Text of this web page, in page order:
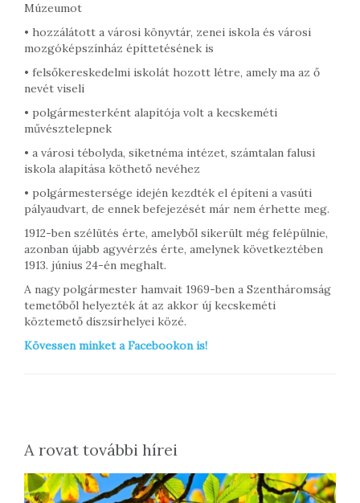
Múzeumot
• hozzálátott a városi könyvtár, zenei iskola és városi
mozgóképszínház építtetésének is
• felsőkereskedelmi iskolát hozott létre, amely ma az ő
nevét viseli
• polgármesterként alapítója volt a kecskeméti
művésztelepnek
• a városi tébolyda, siketnéma intézet, számtalan falusi
iskola alapítása köthető nevéhez
• polgármestersége idején kezdték el építeni a vasúti
pályaudvart, de ennek befejezését már nem érhette meg.
1912-ben szélütés érte, amelyből sikerült még felépülnie,
azonban újabb agyvérzés érte, amelynek következtében
1913. június 24-én meghalt.
A nagy polgármester hamvait 1969-ben a Szentháromság
temetőből helyezték át az akkor új kecskeméti
köztemető díszsírhelyei közé.
Kövessen minket a Facebookon is!
A rovat további hírei